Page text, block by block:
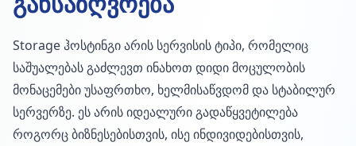
Storage ჰოსტინგი არის სერვისის ტიპი, რომელიც
საშუალებას გაძლევთ ინახოთ დიდი მოცულობის
მონაცემები უსაფრთხო, ხელმისაწვდომ და სტაბილურ
სერვერზე. ეს არის იდეალური გადაწყვეტილება
როგორც ბიზნესებისთვის, ისე ინდივიდებისთვის,